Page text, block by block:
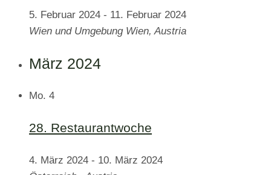
5. Februar 2024 - 11. Februar 2024
Wien und Umgebung Wien, Austria
März 2024
Mo. 4
28. Restaurantwoche
4. März 2024 - 10. März 2024